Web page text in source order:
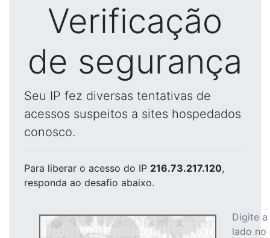
Verificação
de segurança
Seu IP fez diversas tentativas de
acessos suspeitos a sites hospedados
conosco.
Para liberar o acesso do IP 216.73.217.120,
responda ao desafio abaixo.
Digite
lado no